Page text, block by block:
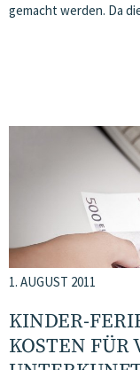
gemacht werden. Da
1. AUGUST 2011
KINDER-
KOSTEN FÜR